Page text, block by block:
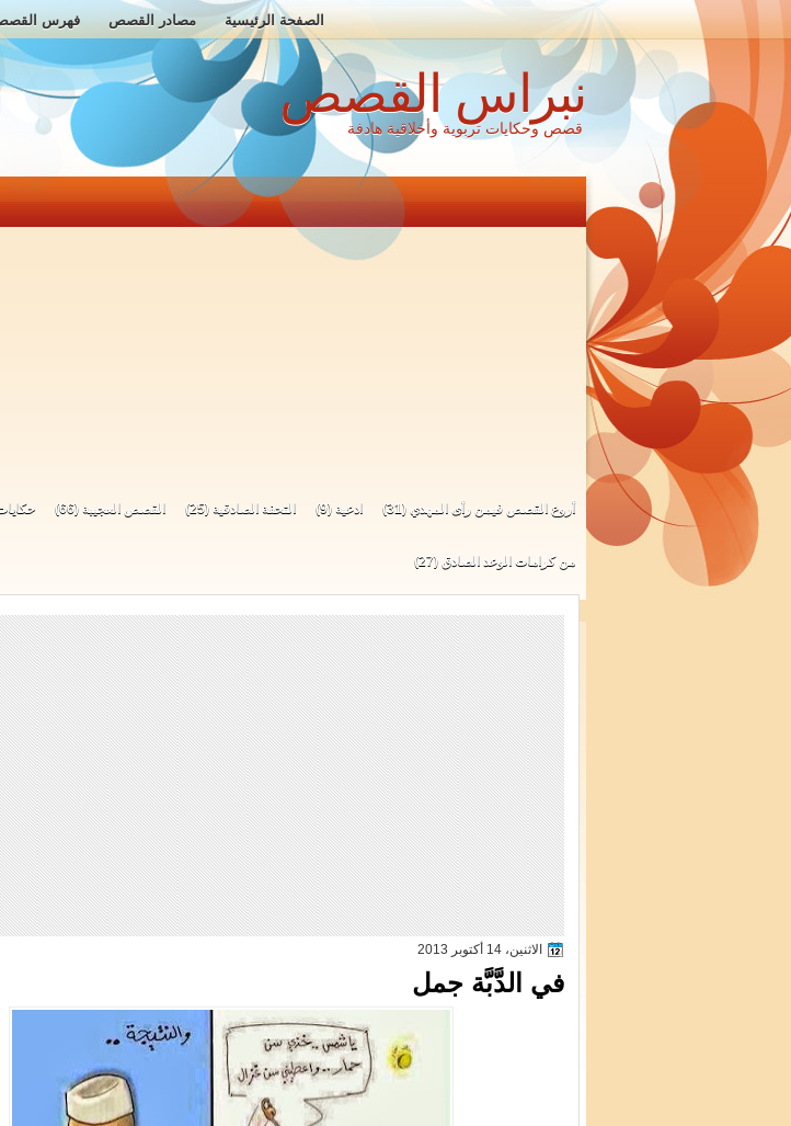
الصفحة الرئيسية مصادر القصص فهرس
نبراس القصص
قصص وحكايات تربوية وأخلاقية هادفة
أروع القصص فيمن رأى المهدي (31) ادعية (9) التحفة الصادقية (25) القصص العجيبة (66)
من كرامات الوعد الصادق (27)
الاثنين، 14 أكتوبر 2013
في الدَّبَّة جمل